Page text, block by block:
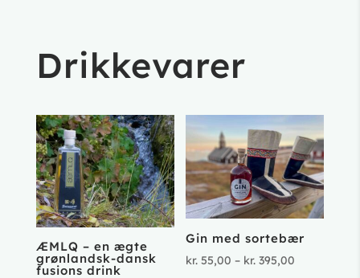
Drikkevarer
ÆMLQ – en ægte
grønlandsk-dansk
fusions drink
Gin med sortebær
kr. 55,00 – kr. 395,00